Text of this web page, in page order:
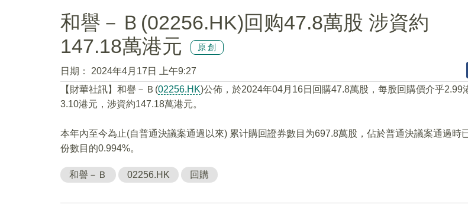
和譽－Ｂ(02256.HK)回购47.8萬股 涉資約
147.18萬港元
原創
日期：
2024年4月17日 上午9:27
【財華社訊】和譽－Ｂ(02256.HK)公佈，於2024年04月16日回購47.8萬股，每股回購價介乎2.99
3.10港元，涉資約147.18萬港元。
本年內至今為止(自普通決議案通過以來) 累计購回證券數目为697.8萬股，佔於普通決議案通過時
份數目的0.994%。
和譽－Ｂ 02256.HK 回購